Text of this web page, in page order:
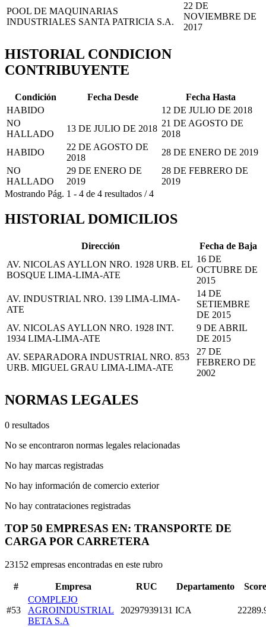
POOL DE MAQUINARIAS
INDUSTRIALES SANTA PATRICIA S.A.
22 DE
NOVIEMBRE DE
2017
HISTORIAL CONDICION
CONTRIBUYENTE
Condición Fecha Desde
Fecha Hasta
HABIDO
12 DE JULIO DE 2018
NO
HALLADO
13 DE JULIO DE 2018
21 DE AGOSTO DE
2018
HABIDO
22 DE AGOSTO DE
2018
28 DE ENERO DE 2019
NO
HALLADO
29 DE ENERO DE
2019
28 DE FEBRERO DE
2019
Mostrando Pág. 1 - 4 de 4 resultados /4
HISTORIAL DOMICILIOS
Dirección
Fecha de Baja
AV. NICOLAS AYLLON NRO. 1928 URB. EL
BOSQUE LIMA-LIMA-ATE
16 DE
OCTUBRE DE
2015
AV. INDUSTRIAL NRO. 139 LIMA-LIMA-
ATE
14 DE
SETIEMBRE
DE 2015
AV. NICOLAS AYLLON NRO. 1928 INT.
1934 LIMA-LIMA-ATE
9 DE ABRIL
DE 2015
AV. SEPARADORA INDUSTRIAL NRO. 853
URB. MIGUEL GRAU LIMA-LIMA-ATE
27 DE
FEBRERO DE
2002
NORMAS LEGALES
0 resultados
No se encontraron normas legales relacionadas
No hay marcas registradas
No hay información de comercio exterior
No hay contrataciones registradas
TOP 50 EMPRESAS EN: TRANSPORTE DE
CARGA POR CARRETERA
23152 empresas encontradas en este rubro
# Empresa RUC Departamento Score
#53
COMPLEJO
AGROINDUSTRIAL
BETA S.A
20297939131 ICA